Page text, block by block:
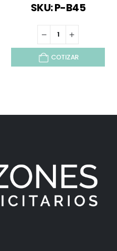
SKU: P-B45
COTIZAR